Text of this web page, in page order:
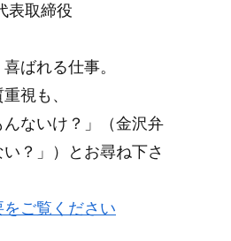
表取締役
ばれる仕事。
視も、
んないけ？」（金沢弁
？」）とお尋ね下さ
ご覧ください